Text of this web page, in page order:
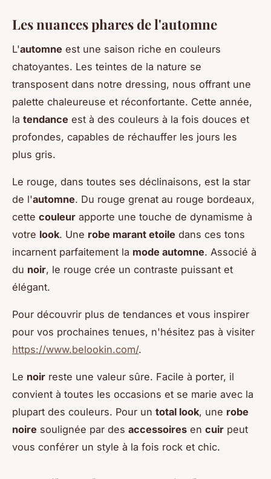
Les nuances phares de l'automne
L'automne est une saison riche en couleurs
chatoyantes. Les teintes de la nature se
transposent dans notre dressing, nous offrant une
palette chaleureuse et réconfortante. Cette année,
la tendance est à des couleurs à la fois douces et
profondes, capables de réchauffer les jours les
plus gris.
Le rouge, dans toutes ses déclinaisons, est la star
de l'automne. Du rouge grenat au rouge bordeaux,
cette couleur apporte une touche de dynamisme à
votre look. Une robe marant etoile dans ces tons
incarnent parfaitement la mode automne. Associé à
du noir, le rouge crée un contraste puissant et
élégant.
Pour découvrir plus de tendances et vous inspirer
pour vos prochaines tenues, n'hésitez pas à visiter
https://www.belookin.com/.
Le noir reste une valeur sûre. Facile à porter, il
convient à toutes les occasions et se marie avec la
plupart des couleurs. Pour un total look, une robe
noire soulignée par des accessoires en cuir peut
vous conférer un style à la fois rock et chic.